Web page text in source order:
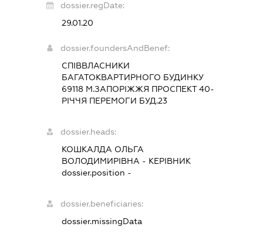
dossier.regDate:
29.01.20
dossier.foundersAndBenef:
СПІВВЛАСНИКИ
БАГАТОКВАРТИРНОГО БУДИНКУ
69118 М.ЗАПОРІЖЖЯ ПРОСПЕКТ 40-
РІЧЧЯ ПЕРЕМОГИ БУД.23
dossier.heads:
КОШКАЛДА ОЛЬГА
ВОЛОДИМИРІВНА - КЕРІВНИК
dossier.position -
dossier.beneficiaries:
dossier.missingData